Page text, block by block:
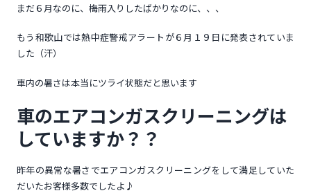
まだ６月なのに、梅雨入りしたばかりなのに、、、
もう和歌山では熱中症警戒アラートが６月１９日に発表されていま
した（汗）
車内の暑さは本当にツライ状態だと思います
車のエアコンガスクリーニングは
していますか？？
昨年の異常な暑さでエアコンガスクリーニングをして満足していた
だいたお客様多数でしたよ♪